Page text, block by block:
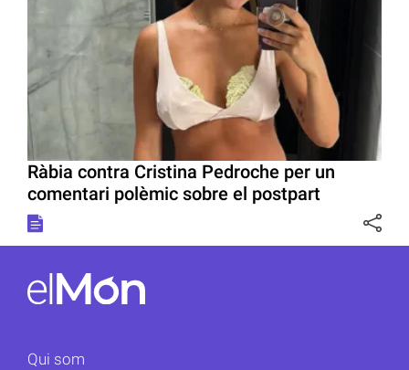
Ràbia contra Cristina Pedroche per un
comentari polèmic sobre el postpart
Qui som